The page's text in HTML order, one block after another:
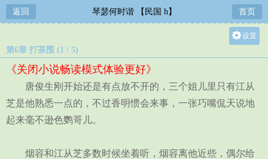
返回 琴瑟何时谐 【民国 h】 首页
设置
中
小
第6章 打茶围 (1 / 5)
《关闭小说畅读模式体验更好》
唐俊生刚开始还是有点放不开的，三个姐儿里只有江从
芝是他熟悉一点的，不过香明惯会来事，一张巧嘴侃天说地
起来毫不逊色鹦哥儿。
烟容和江从芝多数时候坐着听，烟容离他近些，偶尔给